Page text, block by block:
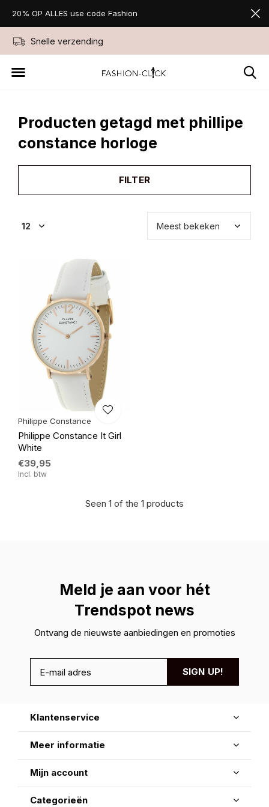
Snelle verzending
20% OP ALLES use code Fashion
Producten getagd met phillipe
constance horloge
FILTER
Philippe Constance
Philippe Constance It Girl
White
€39,95
Incl. btw
Seen 1 of the 1 products
Meld je aan voor hét
Trendspot news
Ontvang de nieuwste aanbiedingen en promoties
SIGN UP!
Klantenservice
Meer informatie
Mijn account
Categorieën